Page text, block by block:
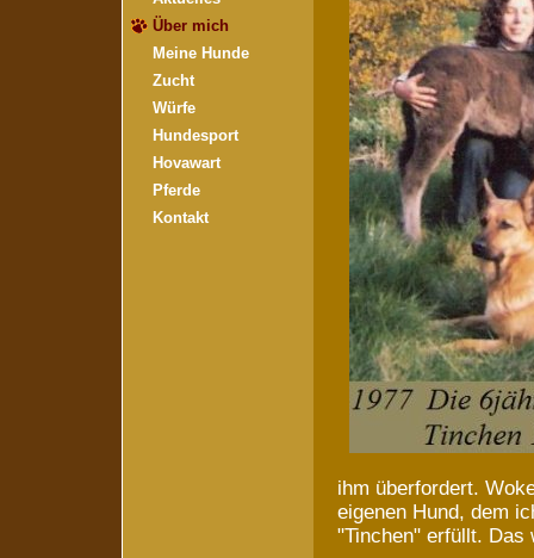
Über mich
Meine Hunde
Zucht
Würfe
Hundesport
Hovawart
Pferde
Kontakt
ihm überfordert.
eigenen Hund, dem
"Tinchen" erfüllt. Das